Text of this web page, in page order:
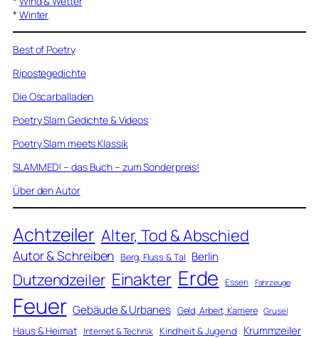
* Winter
Best of Poetry
Ripostegedichte
Die Oscarballaden
Poetry Slam Gedichte & Videos
Poetry Slam meets Klassik
SLAMMED! – das Buch – zum Sonderpreis!
Über den Autor
Achtzeiler Alter, Tod & Abschied
Autor & Schreiben Berg, Fluss & Tal Berlin
Dutzendzeiler Einakter Erde Essen Fahrzeuge
Feuer Gebäude & Urbanes Geld, Arbeit, Karriere Grusel
Haus & Heimat Internet & Technik Kindheit & Jugend Krummzeiler